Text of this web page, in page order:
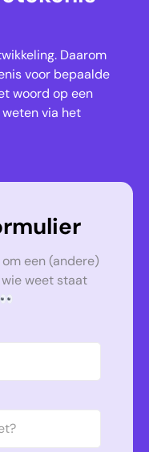
Daarom
voor bepaalde
woord op een
via het
een (andere)
weet staat